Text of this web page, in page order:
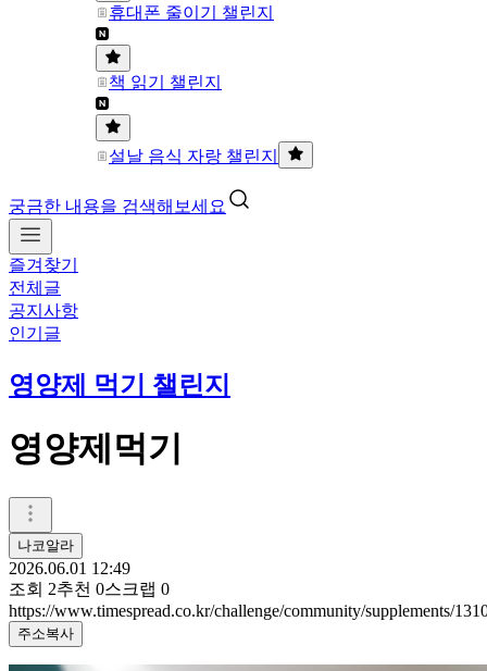
휴대폰 줄이기 챌린지
책 읽기 챌린지
설날 음식 자랑 챌린지
궁금한 내용을 검색해보세요
즐겨찾기
전체글
공지사항
인기글
영양제 먹기 챌린지
영양제먹기
나코알라
2026.06.01 12:49
조회 2추천 0스크랩 0
https://www.timespread.co.kr/challenge/community/supplements/
주소복사